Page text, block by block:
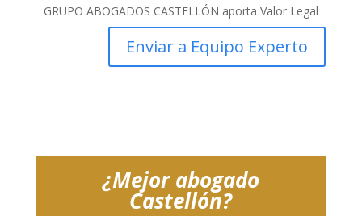
GRUPO ABOGADOS CASTELLÓN aporta Valor Legal
¿Mejor abogado
Castellón?